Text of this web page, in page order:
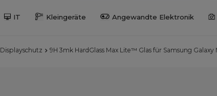
IT Kleingeräte Angewandte Elektronik
Displayschutz 9H 3mk HardGlass Max Lite™ Glas für Samsung Galaxy